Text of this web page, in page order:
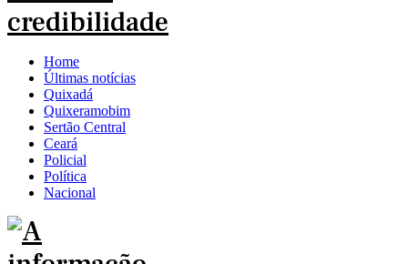
Home
Últimas notícias
Quixadá
Quixeramobim
Sertão Central
Ceará
Policial
Política
Nacional